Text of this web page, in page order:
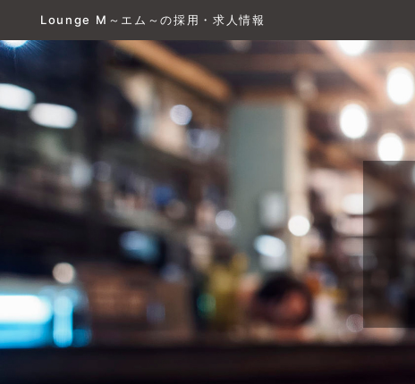
Lounge M～エム～の採用・求人情報